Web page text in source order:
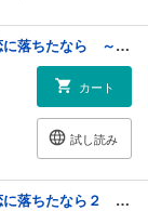
悪役令嬢と悪役令息が、出逢って恋に落ちたなら ～名無しの精霊と契約して追い出された令嬢は、今日も令息と競い合っているようです～
カート
試し読み
悪役令嬢と悪役令息が、出逢って恋に落ちたなら２ ～名無しの精霊と契約して追い出された令嬢は、今日も令息と競い合っているようです～